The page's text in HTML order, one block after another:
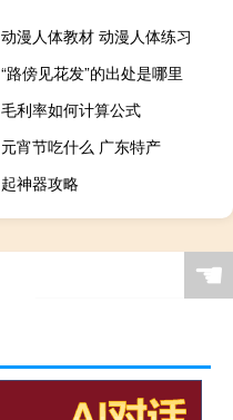
动漫人体教材 动漫人体练习
“路傍见花发”的出处是哪里
毛利率如何计算公式
元宵节吃什么 广东特产
起神器攻略
☚